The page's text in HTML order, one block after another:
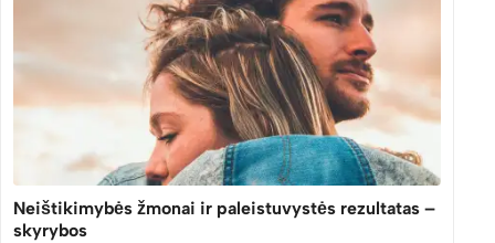
Neištikimybės žmonai ir paleistuvystės rezultatas –
skyrybos